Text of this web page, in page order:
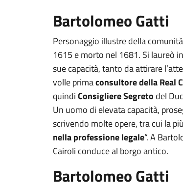
Bartolomeo Gatti
Personaggio illustre della
1615 e morto nel 1681. Si laureò in
sue capacità, tanto da attirare
volle primaconsultore della Real
quindiConsigliere Segreto del
Un uomo di elevata capacità,
scrivendo molte opere, tra cui la
nella professione legale“. A
Cairoli conduce al borgo antico.
Bartolomeo Gatti